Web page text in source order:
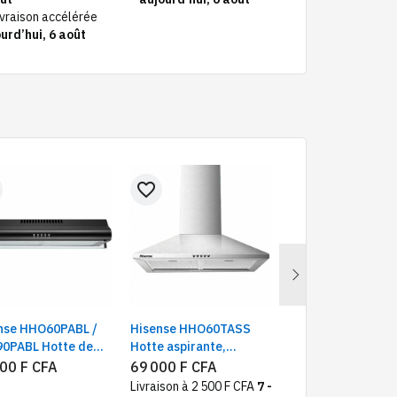
accélérée
6 août
HHO60PABL /
Hotte de
| Extracteur
F CFA
Hisense HHO60TASS
Hotte aspirante,
Dimensions 60x60 cm | 2
filtres en maille
favorite_border
69 000 F CFA
Livraison à 2 500 F CFA 7 -
Next